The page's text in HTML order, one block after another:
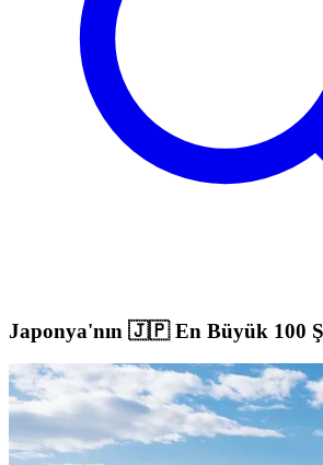
Japonya'nın 🇯🇵 En Büyük 100